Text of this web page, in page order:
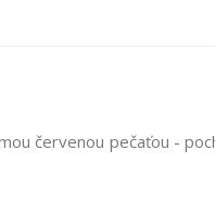
červenou pečaťou -